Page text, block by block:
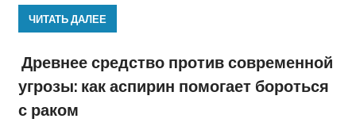
ЧИТАТЬ ДАЛЕЕ
Древнее средство против современной
угрозы: как аспирин помогает бороться
с раком